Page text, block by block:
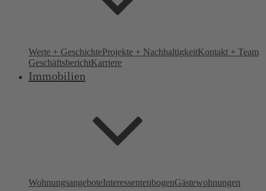
Werte + GeschichteProjekte + NachhaltigkeitKontakt + Team
GeschäftsberichtKarriere
Immobilien
WohnungsangeboteInteressentenbogenGästewohnungen